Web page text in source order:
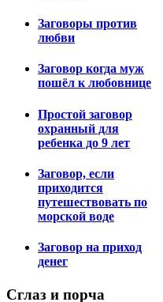
Заговоры против
любви
Заговор когда муж
пошёл к любовнице
Простой заговор
охранный для
ребенка до 9 лет
Заговор, если
приходится
путешествовать по
морской воде
Заговор на приход
денег
Сглаз и порча